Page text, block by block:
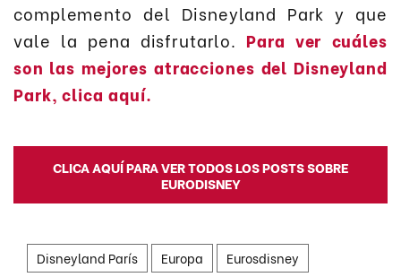
complemento del Disneyland Park y que
vale la pena disfrutarlo. Para ver cuáles
son las mejores atracciones del Disneyland
Park, clica aquí.
CLICA AQUÍ PARA VER TODOS LOS POSTS SOBRE
EURODISNEY
Disneyland París Europa
Eurosdisney